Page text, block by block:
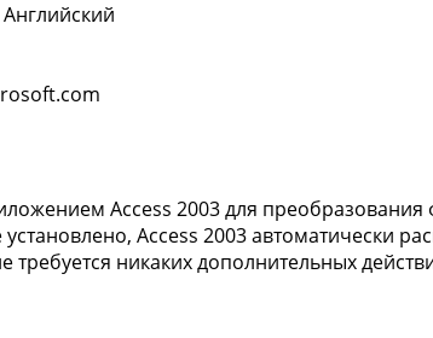
Access 2003 для преобразования
Access 2003 автоматически
требуется никаких дополнительных